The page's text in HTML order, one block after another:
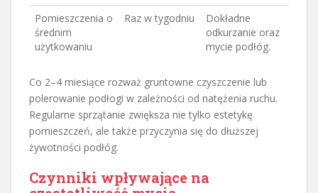
Pomieszczenia o
średnim
użytkowaniu
Raz w tygodniu
Dokładne
odkurzanie oraz
mycie podłóg.
Co 2–4 miesiące rozważ gruntowne czyszczenie lub
polerowanie podłogi w zależności od natężenia ruchu.
Regularne sprzątanie zwiększa nie tylko estetykę
pomieszczeń, ale także przyczynia się do dłuższej
żywotności podłóg.
Czynniki wpływające na